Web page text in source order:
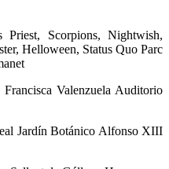
Priest, Scorpions, Nightwish,
Helloween, Status Quo Parc
Valenzuela Auditorio
Jardín Botánico Alfonso XIII